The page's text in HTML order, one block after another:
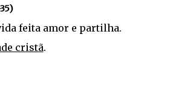
feita amor e partilha.
cristã.